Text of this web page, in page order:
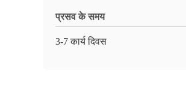
प्रसव के समय
3-7 कार्य दिवस